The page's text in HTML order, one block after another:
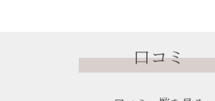
口コミ